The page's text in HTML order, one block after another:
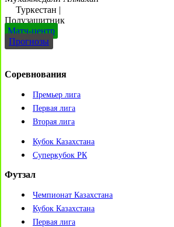
Туркестан |
Полузащитник
Матч-центр
Прогнозы
Соревнования
Премьер лига
Первая лига
Вторая лига
Кубок Казахстана
Суперкубок РК
Футзал
Чемпионат Казахстана
Кубок Казахстана
Первая лига